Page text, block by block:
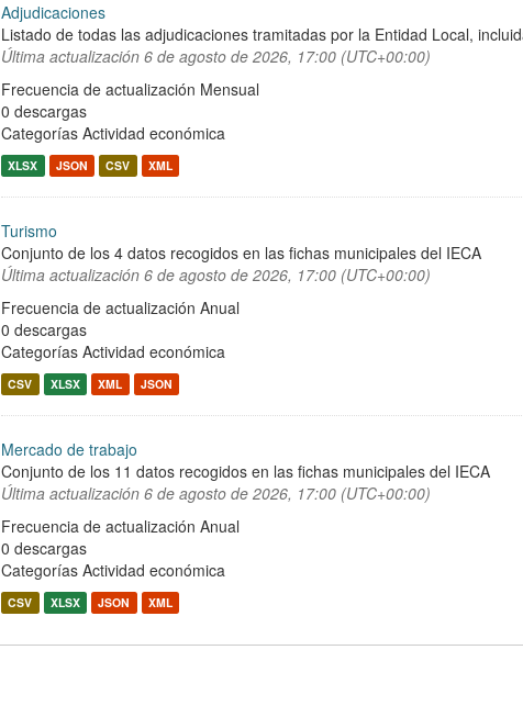
Adjudicaciones
Listado de todas las adjudicaciones tramitadas por la Entidad Local,
Última actualización 6 de agosto de 2026, 17:00 (UTC+00:00)
Frecuencia de actualización Mensual
0 descargas
Categorías Actividad económica
XLSX JSON CSV XML
Turismo
Conjunto de los 4 datos recogidos en las fichas municipales del IECA
Última actualización 6 de agosto de 2026, 17:00 (UTC+00:00)
Frecuencia de actualización Anual
0 descargas
Categorías Actividad económica
CSV XLSX XML JSON
Mercado de trabajo
Conjunto de los 11 datos recogidos en las fichas municipales del IECA
Última actualización 6 de agosto de 2026, 17:00 (UTC+00:00)
Frecuencia de actualización Anual
0 descargas
Categorías Actividad económica
CSV XLSX JSON XML